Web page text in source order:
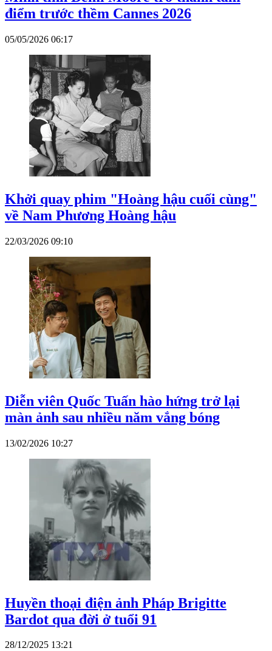
điểm trước thềm Cannes 2026
05/05/2026 06:17
Khởi quay phim "Hoàng hậu cuối cùng"
về Nam Phương Hoàng hậu
22/03/2026 09:10
Diễn viên Quốc Tuấn hào hứng trở lại
màn ảnh sau nhiều năm vắng bóng
13/02/2026 10:27
Huyền thoại điện ảnh Pháp Brigitte
Bardot qua đời ở tuổi 91
28/12/2025 13:21